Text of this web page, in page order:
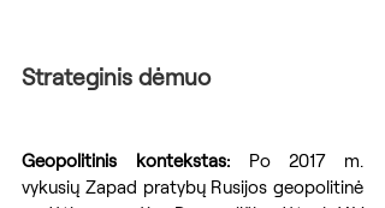
Strateginis dėmuo
Geopolitinis kontekstas: Po 2017 m.
vykusių Zapad pratybų Rusijos geopolitinė